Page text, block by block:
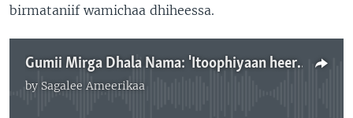
birmataniif wamichaa dhiheessa.
Gumii Mirga Dhala Nama: 'Itoophiyaan heera biyyatii, akkasumaas waliigalteewwan akka addunyaatti mallatteesite cabsaa jirti'
by Sagalee Ameerikaa
No media source currently available